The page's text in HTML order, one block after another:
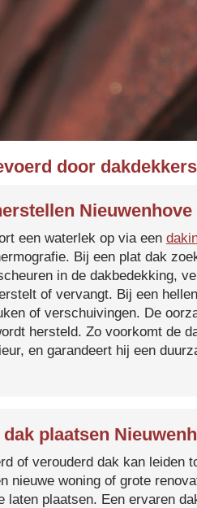
door
Nieuwenhove
een waterlek op via een
Bij een plat dak
in de dakbedekking,
of vervangt. Bij een
of verschuivingen. De
hersteld. Zo voorkomt de
en garandeert hij een
plaatsen
of verouderd dak kan leiden
nieuwe woning of grote
laten plaatsen. Een ervaren